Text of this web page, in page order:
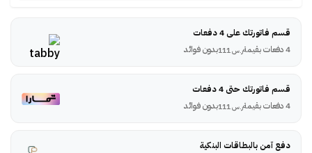
قسم فاتورتك على 4 دفعات
4 دفعات بقيمة
ر.س بدون فوائد
قسم فاتورتك حتى 4 دفعات
4 دفعات بقيمة
ر.س بدون فوائد
دفع آمن بالبطاقات البنكية